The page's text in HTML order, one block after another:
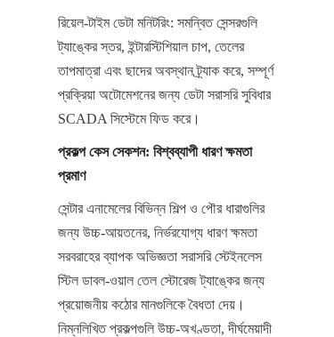
রিয়েল-টাইম ডেটা মনিটরিং: সমন্বিত সেন্সরগুলি
ট্যাঙ্কের স্তর, ইন্টারস্টিশিয়াল চাপ, তেলের
তাপমাত্রা এবং ছাদের অবস্থান ট্র্যাক করে, সম্পূর্ণ
প্রক্রিয়া অটোমেশনের জন্য ডেটা সরাসরি সুবিধার
SCADA সিস্টেমে ফিড করে।
প্রকল্প কেস সেকশন: বিশ্বব্যাপী ধারণ ক্ষমতা
প্রমাণ
সেন্টার এনামেলের বিভিন্ন শিল্প ও পৌর ধারাগুলির
জন্য উচ্চ-আয়তনের, নির্ভরযোগ্য ধারণ ক্ষমতা
সরবরাহের ব্যাপক অভিজ্ঞতা সরাসরি স্টেইনলেস
স্টিল ডাবল-ওয়াল তেল স্টোরেজ ট্যাঙ্কের জন্য
প্রয়োজনীয় কঠোর মানগুলিকে বৈধতা দেয়।
নিম্নলিখিত প্রকল্পগুলি উচ্চ-অখণ্ডতা, দীর্ঘমেয়াদী